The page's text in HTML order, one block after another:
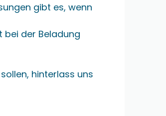
gibt es, wenn
bei der Beladung
hinterlass uns